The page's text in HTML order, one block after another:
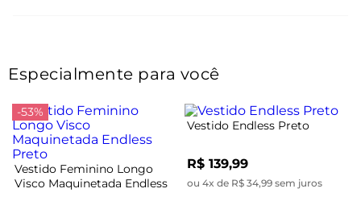
Especialmente para você
-53%
Vestido Feminino Longo
Visco Maquinetada Endless
Vestido Endless Preto
R$ 139,99
ou 4x de R$ 34,99 sem juros